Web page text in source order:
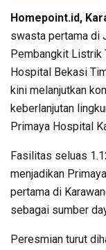
Homepoint.id,
swasta pertama di
Pembangkit Listrik
Hospital Bekasi
kini melanjutkan
keberlanjutan
Primaya Hospital
Fasilitas seluas
menjadikan
pertama di
sebagai sumber
Peresmian turut